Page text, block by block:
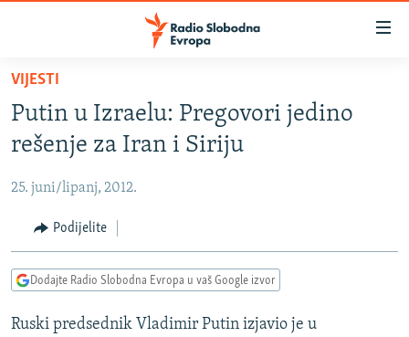
Pređite
glavni
sadržaj
na
navigaciju
Pređite
na
BOSNA I HERCEGOVINA
KOSOVO
CRNA GORA
VIDEO
FOTOGALERIJE
PODCASTI
RAT U UKRAJINI
VIJESTI
Putin u Izraelu: Pregovori jedino
rešenje za Iran i Siriju
25. juni/lipanj, 2012.
Podijelite
Dodajte Radio Slobodna Evropa u vaš Google izvor
Ruski predsednik Vladimir Putin izjavio je u